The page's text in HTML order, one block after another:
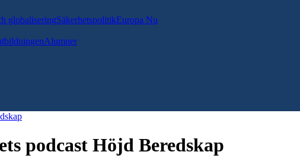
globaliseringSäkerhetspolitikEuropa Nu
Alumner
podcast Höjd Beredskap